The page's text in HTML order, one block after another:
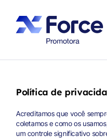
Política de
Acreditamos que você
coletamos e como os
um controle significativo